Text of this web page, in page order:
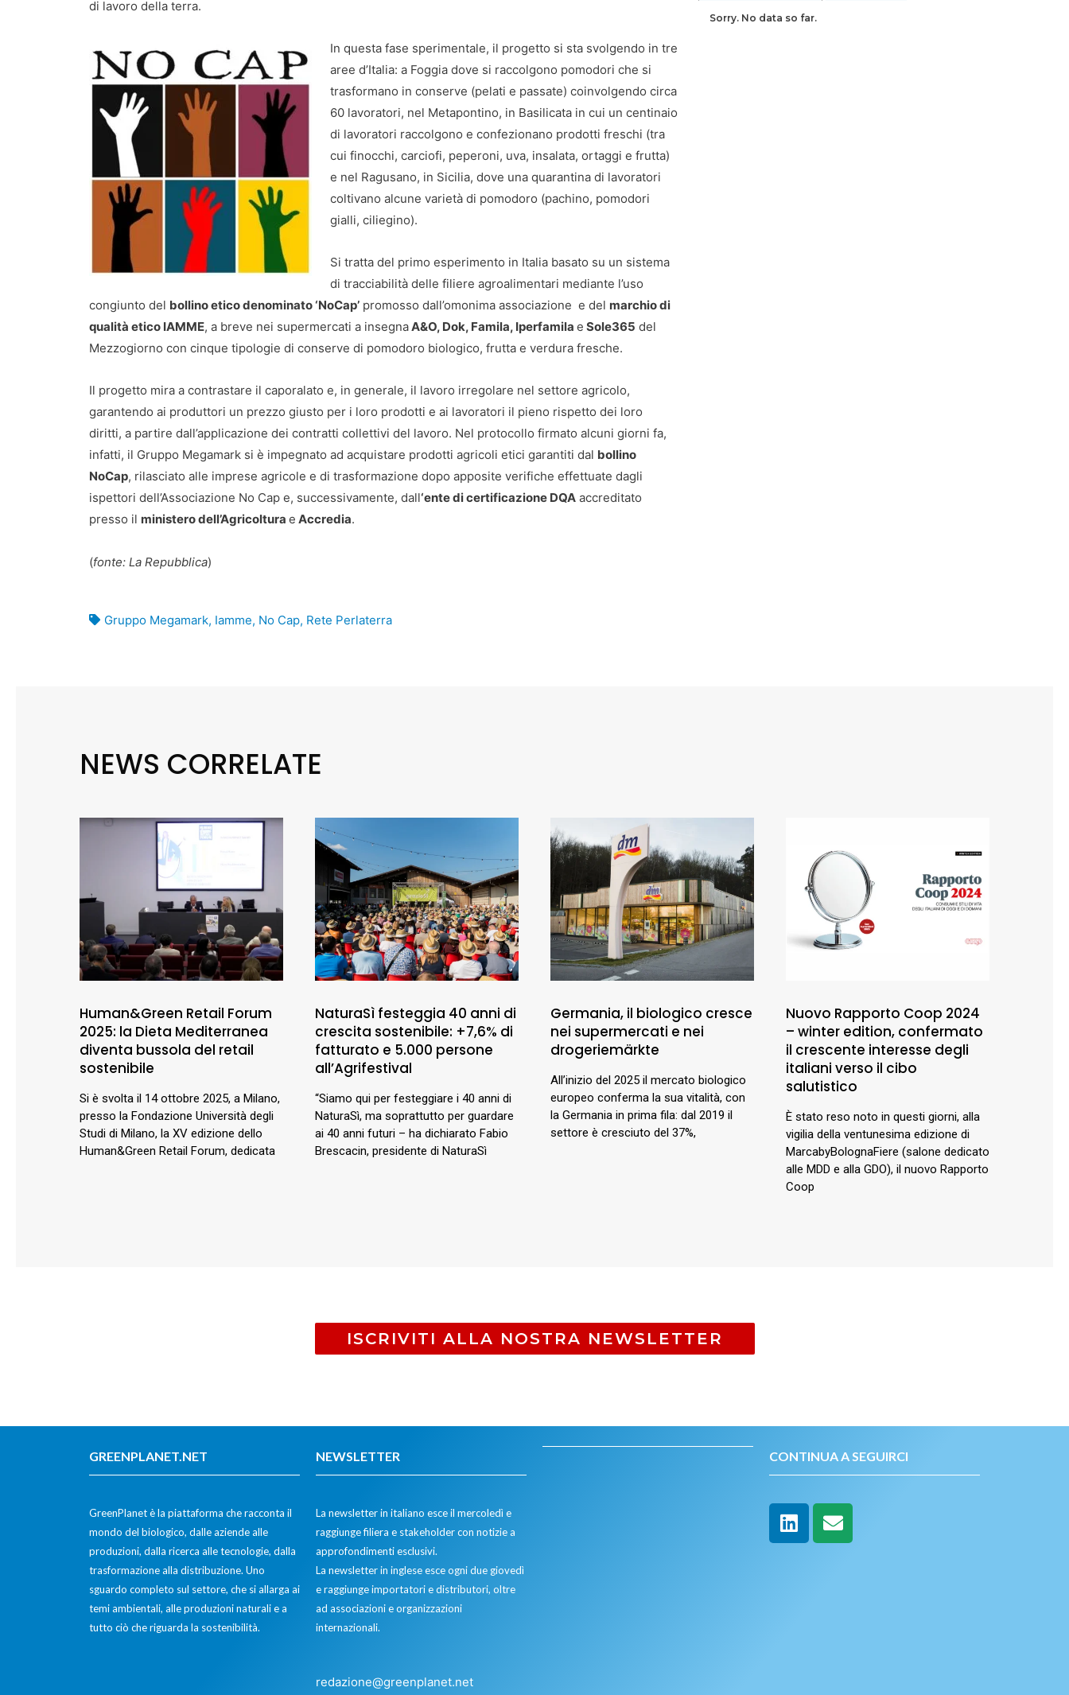
di lavoro della terra.
In questa fase sperimentale, il progetto si sta svolgendo in tre
aree d’Italia: a Foggia dove si raccolgono pomodori che si
trasformano in conserve (pelati e passate) coinvolgendo circa
60 lavoratori, nel Metapontino, in Basilicata in cui un centinaio
di lavoratori raccolgono e confezionano prodotti freschi (tra
cui finocchi, carciofi, peperoni, uva, insalata, ortaggi e frutta)
e nel Ragusano, in Sicilia, dove una quarantina di lavoratori
coltivano alcune varietà di pomodoro (pachino, pomodori
gialli, ciliegino).
Si tratta del primo esperimento in Italia basato su un sistema
di tracciabilità delle filiere agroalimentari mediante l’uso
congiunto del bollino etico denominato ‘NoCap’ promosso dall’omonima associazione e del marchio di
qualità etico IAMME, a breve nei supermercati a insegnaA&O, Dok, Famila, Iperfamila e Sole365 del
Mezzogiorno con cinque tipologie di conserve di pomodoro biologico, frutta e verdura fresche.
Il progetto mira a contrastare il caporalato e, in generale, il lavoro irregolare nel settore agricolo,
garantendo ai produttori un prezzo giusto per i loro prodotti e ai lavoratori il pieno rispetto dei loro
diritti, a partire dall’applicazione dei contratti collettivi del lavoro. Nel protocollo firmato alcuni giorni fa,
infatti, il Gruppo Megamark si è impegnato ad acquistare prodotti agricoli etici garantiti dal bollino
NoCap, rilasciato alle imprese agricole e di trasformazione dopo apposite verifiche effettuate dagli
ispettori dell’Associazione No Cap e, successivamente, dall‘ente di certificazione DQA accreditato
presso il ministero dell’Agricoltura e Accredia.
(fonte: La Repubblica)
Gruppo Megamark, Iamme, No Cap, Rete Perlaterra
Sorry. No data so far.
NEWS CORRELATE
Human&Green Retail Forum
2025: la Dieta Mediterranea
diventa bussola del retail
sostenibile
Si è svolta il 14 ottobre 2025, a Milano,
presso la Fondazione Università degli
Studi di Milano, la XV edizione dello
Human&Green Retail Forum, dedicata
NaturaSì festeggia 40 anni di
crescita sostenibile: +7,6% di
fatturato e 5.000 persone
all’Agrifestival
“Siamo qui per festeggiare i 40 anni di
NaturaSì, ma soprattutto per guardare
ai 40 anni futuri – ha dichiarato Fabio
Brescacin, presidente di NaturaSì
Germania, il biologico cresce
nei supermercati e nei
drogeriemärkte
All’inizio del 2025 il mercato biologico
europeo conferma la sua vitalità, con
la Germania in prima fila: dal 2019 il
settore è cresciuto del 37%,
Nuovo Rapporto Coop 2024
– winter edition, confermato
il crescente interesse degli
italiani verso il cibo
salutistico
È stato reso noto in questi giorni, alla
vigilia della ventunesima edizione di
MarcabyBolognaFiere (salone dedicato
alle MDD e alla GDO), il nuovo Rapporto
Coop
ISCRIVITI ALLA NOSTRA NEWSLETTER
GREENPLANET.NET
GreenPlanet è la piattaforma che racconta il
mondo del biologico, dalle aziende alle
produzioni, dalla ricerca alle tecnologie, dalla
trasformazione alla distribuzione. Uno
sguardo completo sul settore, che si allarga ai
temi ambientali, alle produzioni naturali e a
tutto ciò che riguarda la sostenibilità.
NEWSLETTER
La newsletter in italiano esce il mercoledì e
raggiunge filiera e stakeholder con notizie a
approfondimenti esclusivi.
La newsletter in inglese esce ogni due giovedì
e raggiunge importatori e distributori, oltre
ad associazioni e organizzazioni
internazionali.
redazione@greenplanet.net
CONTINUA A SEGUIRCI